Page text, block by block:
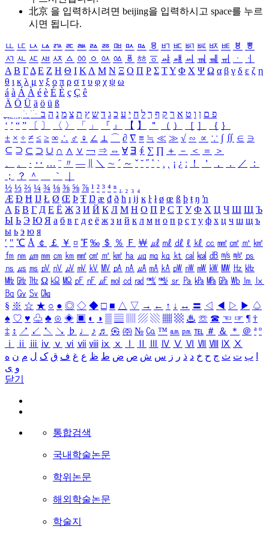
北京 을 입력하시려면 beijing을 입력하시고 space를 누르
시면 됩니다.
ㅥ ㅦ ㅧ ㅨ ㅩ ㅪ ㅫ ㅬ ㅭ ㅮ ㅯ ㅰ ㅱ ㅲ ㅳ ㅴ ㅵ ㅶ ㅷ ㅸ
ㅹ
ㅺ ㅻ ㅼ ㅽ ㅾ ㅿ ㆀ ㆁ ㆂ ㆃ ㆄ ㆅ ㆆ ㆇ ㆈ ㆉ ㆊ ㆋ ㆌ ㆍ
ㆎ
Α Β ΓΔ Ε Ζ Η Θ Ι ΚΛ Μ Ν Ξ Ο Π Ρ Σ ΤΥ Φ Χ Ψ Ω α β γ δ ε ζ η
θ ι κ λ μ ν ξ ο π ρ σ τ υ φ χ ψ ω
á à Á À é è É È ç Ç ê
Ä Ö Ü ä ö ü ß
ִֶֹ ֻּ ׁׂ פ ם ן ו ט א ר ק ף ך ל ח י ע כ ג ד ש ץ ת צ מ נ ה ב
‘ ’ “ ” 〔 〕 〈 〉 「 」 『 』 【 】 ＂ （ ） ［ ］ ｛ ｝
± × ÷ ≠ ≤ ≥ ∞ ∴ ♂ ♀ ∠ ⊥ ⌒ ∂ ∇ ≡ ≒ ≪ ≫ √ ∽ ∝ ∵ ∫ ∬ ∈ ∋
⊆ ⊇ ⊂ ⊃ ∪ ∩ ∧ ∨ ￢ ⇒ ⇔ ∀ ∃ ∮ ∑ ∏ ＋ － ＜ ＝
＞
、
。 · ‥ … ¨ 〃 ― ＼ ∼ ´ ～ ˇ ˘ ˝ ˚ ˙ ¸ ¡ ¿ ː ！ ＇ ， ． ／
：
；
？ ＾ ｀
½ ⅓ ⅔ ¼ ¾ ⅛ ⅜ ⅝ ⅞ ¹ ² ³ ⁴ ⁿ ₁ ₂ ₃ ₄
Æ Ð Ħ Ĳ Ł Ø Œ Þ Ŧ Ŋ æ đ ð ħ ı ĳ ĸ ŀ ł ø œ ß þ ŧ ŋ ŉ
А Б В Г Д Е Ё Ж З И Й К Л М Н О П Р С Т У Ф Х Ц Ч Ш Щ Ъ
Ы Ь Э Ю Я а б в г д е ё ж з и й к л м н о п р с т у ф х ц ч ш щ ъ
ы ь э ю я
′ ″ ℃ Å ￠ ￡ ￥ ¤ ℉ ‰ ＄ ％ Ｆ ￦ ㎕ ㎖ ㎗ ℓ ㎘ ㏄ ㎣ ㎤ ㎥ ㎦
㎙ ㎚ ㎛ ㎜ ㎝ ㎞ ㎟ ㎠ ㎡ ㎢ ㏊ ㎍ ㎎ ㎏ ㏏ ㎈ ㎉ ㏈ ㎧ ㎨ ㎰
㎱ ㎲ ㎳ ㎴ ㎵ ㎶ ㎷ ㎸ ㎹ ㎀ ㎁ ㎂ ㎃ ㎄ ㎺ ㎻ ㎽ ㎾ ㎿ ㎐ ㎑
㎒ ㎓ ㎔ Ω ㏀ ㏁ ㎊ ㎋ ㎌ ㏖ ㏅ ㎭ ㎮ ㎯ ㏛ ㎩ ㎪ ㎫ ㎬ ㏝ ㏐
㏓
㏃ ㏉ ㏜ ㏆
§ ※ ☆ ★ ○ ● ◎ ◇ ◆ □ ■ △ ▽ → ← ↑ ↓ ↔ 〓 ◁ ◀ ▷ ▶ ♤
♠ ♡ ♥ ♧ ♣ ⊙ ◈ ▣ ◐ ◑ ▒ ▤ ▨ ▧ ▦ ▩ ♨ ☏ ☎ ☜ ☞ ¶ †
‡ ↕ ↗ ↙ ↖ ↘ ♭ ♩ ♪ ♬ ㉿ ㈜ № ㏇ ™ ㏂ ㏘ ℡ ＃ ＆ ＊ ＠ ª º
ⅰ
ⅱ ⅲ ⅳ ⅴ ⅵ ⅶ ⅷ ⅸ ⅹ Ⅳ Ⅴ Ⅵ Ⅶ Ⅷ Ⅸ Ⅹ
ب ت ث ج ح خ د ذ ر ز س ش ص ض ط ظ ع غ ف ق ک ل م ن ه
و ی
닫기
통합검색
국내학술논문
학위논문
해외학술논문
학술지